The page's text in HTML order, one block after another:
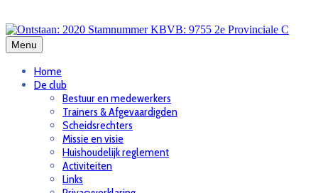
to
content
Menu
Home
De club
Bestuur en medewerkers
Trainers & Afgevaardigden
Scheidsrechters
Missie en visie
Huishoudelijk reglement
Activiteiten
Links